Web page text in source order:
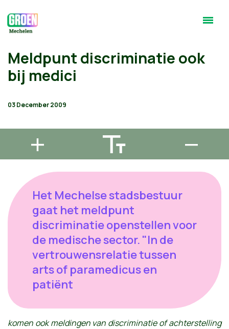
Meldpunt discriminatie ook
bij medici
03 December 2009
Het Mechelse stadsbestuur
gaat het meldpunt
discriminatie openstellen voor
de medische sector. "In de
vertrouwensrelatie tussen
arts of paramedicus en
patiënt
komen ook meldingen van discriminatie of achterstelling